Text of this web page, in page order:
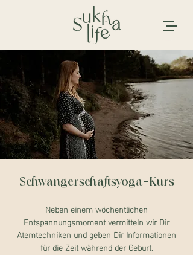
Schwangerschaftsyoga-Kurs
Neben einem wöchentlichen
Entspannungsmoment vermitteln wir Dir
Atemtechniken und geben Dir Informationen
für die Zeit während der Geburt.